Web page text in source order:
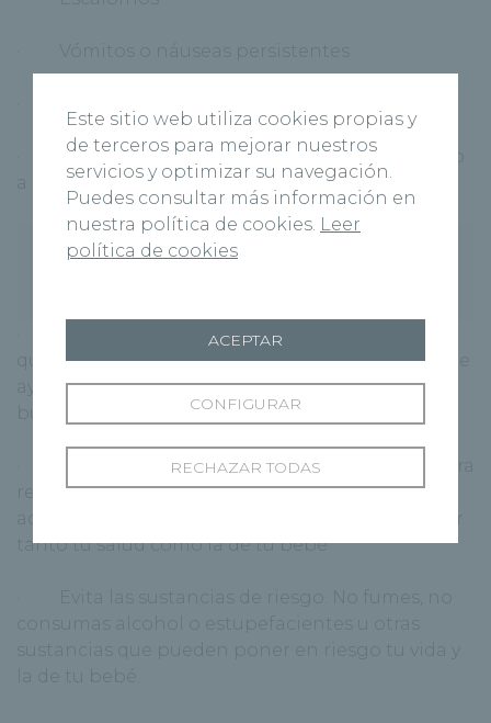
· Vómitos o náuseas persistentes
· Pensamientos sobre lastimarte a ti misma o
a tu bebé
¿Qué puedo hacer para promover
· Programar una cita médica antes de
quedarte embaraza. La consulta con tu médico te
ayudara y aconsejara sobre el proceso de
búsqueda consciente del embarazo
· Solicita atención médica prenatal de manera
regular. Una vez consigas quedarte embaraza
acude a tu médico con frecuencia para controlar
tanto tu salud como la de tu bebé
· Evita las sustancias de riesgo. No fumes, no
consumas alcohol o estupefacientes u otras
sustancias que pueden poner en riesgo tu vida y
la de tu bebé.
Este sitio web utiliza cookies propias y
de terceros para mejorar nuestros
servicios y optimizar su navegación.
Puedes consultar más información en
nuestra política de cookies. Leer
política de cookies
RECHAZAR TODAS
CONFIGURAR
ACEPTAR